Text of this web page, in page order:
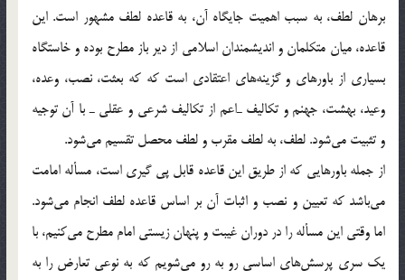
برهان لطف، به سبب اهميت جايگاه آن، به قاعده لطف مشهور است. اين
قاعده، ميان متكلمان و انديشمندان اسلامي از دير باز مطرح بوده و خاستگاه
بسياري از باورهاي و گزينه‌هاي اعتقادي است كه كه بعثت، نصب، وعده،
وعيد، بهشت، جهنم و تكاليف ـ‌اعم از تكاليف شرعي و عقلي ـ‌ با آن توجيه
و تثبيت مي‌شود. لطف، به لطف مقرب و لطف محصل تقسيم مي‌شود.
از جمله باورهايي كه از طريق اين قاعده قابل پي گيري است، مسأله امامت
مي‌باشد كه تعيين و نصب و اثبات آن بر اساس قاعده لطف انجام مي‌شود.
اما وقتي اين مسأله را در دوران غيبت و پنهان زيستي امام مطرح مي‌كنيم، با
يك سري پرسش‌هاي اساسي رو به رو مي‌شويم كه به نوعي تعارض را به